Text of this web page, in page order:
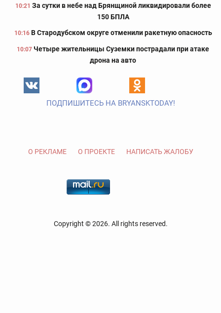
10:21 За сутки в небе над Брянщиной ликвидировали более
150 БПЛА
10:16 В Стародубском округе отменили ракетную опасность
10:07 Четыре жительницы Суземки пострадали при атаке
дрона на авто
ПОДПИШИТЕСЬ НА BRYANSKTODAY!
О РЕКЛАМЕ О ПРОЕКТЕ НАПИСАТЬ ЖАЛОБУ
Copyright © 2026. All rights reserved.